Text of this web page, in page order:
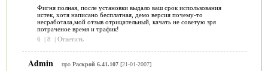
Фигня полная, после установки выдало ваш срок использования
истек, хотя написано бесплатная, демо версия почему-то
несработала,мой отзыв отрицательный, качать не советую зря
потраченое время и трафик!
6
| 8 | Ответить
Admin про Раскрой 6.41.107[21-01-2007]